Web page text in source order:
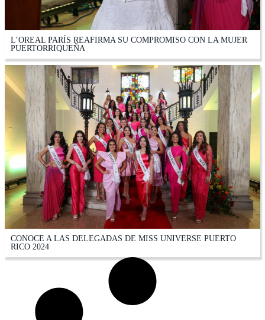
L’OREAL PARÍS REAFIRMA SU COMPROMISO CON LA MUJER
PUERTORRIQUEÑA
CONOCE A LAS DELEGADAS DE MISS UNIVERSE PUERTO
RICO 2024